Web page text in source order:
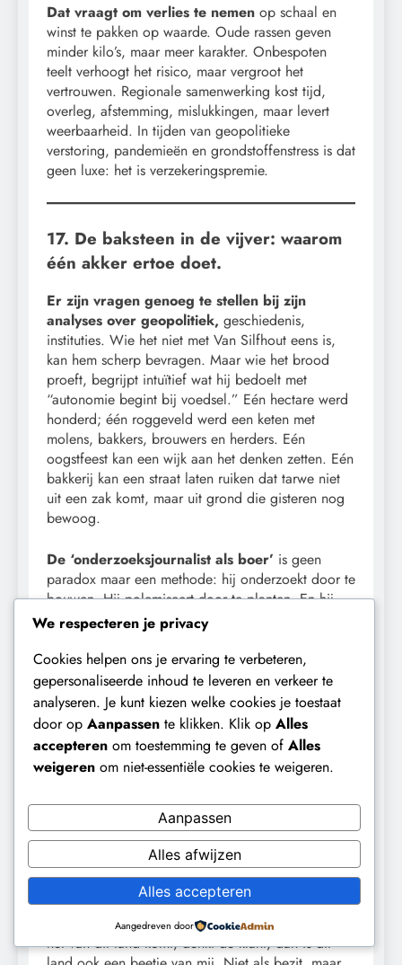
Dat vraagt om verlies te nemen op schaal en
winst te pakken op waarde. Oude rassen geven
minder kilo’s, maar meer karakter. Onbespoten
teelt verhoogt het risico, maar vergroot het
vertrouwen. Regionale samenwerking kost tijd,
overleg, afstemming, mislukkingen, maar levert
weerbaarheid. In tijden van geopolitieke
verstoring, pandemieën en grondstoffenstress is dat
geen luxe: het is verzekeringspremie.
17. De baksteen in de vijver: waarom
één akker ertoe doet.
Er zijn vragen genoeg te stellen bij zijn
analyses over geopolitiek, geschiedenis,
instituties. Wie het niet met Van Silfhout eens is,
kan hem scherp bevragen. Maar wie het brood
proeft, begrijpt intuïtief wat hij bedoelt met
“autonomie begint bij voedsel.” Eén hectare werd
honderd; één roggeveld werd een keten met
molens, bakkers, brouwers en herders. Eén
oogstfeest kan een wijk aan het denken zetten. Eén
bakkerij kan een straat laten ruiken dat tarwe niet
uit een zak komt, maar uit grond die gisteren nog
bewoog.
De ‘onderzoeksjournalist als boer’ is geen
paradox maar een methode: hij onderzoekt door te
bouwen. Hij polemiseert door te planten. En hij
corrigeert, de wereld, zichzelf, door te kneden en
te bakken. Wie wil weten of dit werkt, hoeft niet te
wachten op een rapport. Ga naar de toonbank.
Vraag om het brood met de brug erop. Breek het
open. Luister naar de korst. Hoor je het verhaal?
Dat is een keten die kraakt, en herstelt.
Op die tafel met broden ligt ook een kaart.
staan puntjes voor akkers, molens, brouwers.
Iemand stelt voor om er stickers op te plakken
zodat elke klant ziet waar zijn brood vandaag was.
Het is kinderlijk en glashelder tegelijk: eten
terugbrengen naar plekken, namen, mensen. Als
het van dit land komt, denkt de klant, dan is dit
We respecteren je privacy
Cookies helpen ons je ervaring te verbeteren,
gepersonaliseerde inhoud te leveren en verkeer te
analyseren. Je kunt kiezen welke cookies je toestaat
door op Aanpassen te klikken. Klik op Alles
accepteren om toestemming te geven of Alles
weigeren om niet-essentiële cookies te weigeren.
Aanpassen
Alles afwijzen
Alles accepteren
Aangedreven door